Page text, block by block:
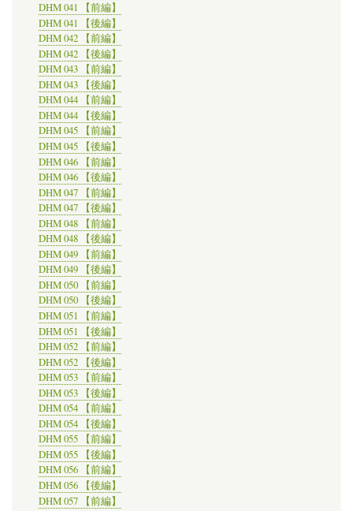
DHM 041 【前編】
DHM 041 【後編】
DHM 042 【前編】
DHM 042 【後編】
DHM 043 【前編】
DHM 043 【後編】
DHM 044 【前編】
DHM 044 【後編】
DHM 045 【前編】
DHM 045 【後編】
DHM 046 【前編】
DHM 046 【後編】
DHM 047 【前編】
DHM 047 【後編】
DHM 048 【前編】
DHM 048 【後編】
DHM 049 【前編】
DHM 049 【後編】
DHM 050 【前編】
DHM 050 【後編】
DHM 051 【前編】
DHM 051 【後編】
DHM 052 【前編】
DHM 052 【後編】
DHM 053 【前編】
DHM 053 【後編】
DHM 054 【前編】
DHM 054 【後編】
DHM 055 【前編】
DHM 055 【後編】
DHM 056 【前編】
DHM 056 【後編】
DHM 057 【前編】